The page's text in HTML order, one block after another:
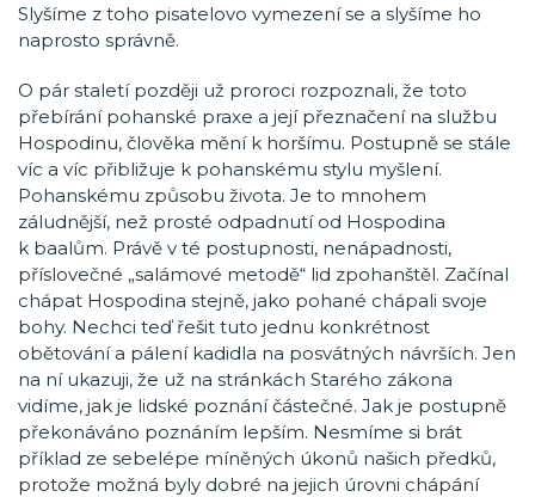
Slyšíme z toho pisatelovo vymezení se a slyšíme ho
naprosto správně.
O pár staletí později už proroci rozpoznali, že toto
přebírání pohanské praxe a její přeznačení na službu
Hospodinu, člověka mění k horšímu. Postupně se stále
víc a víc přibližuje k pohanskému stylu myšlení.
Pohanskému způsobu života. Je to mnohem
záludnější, než prosté odpadnutí od Hospodina
k baalům. Právě v té postupnosti, nenápadnosti,
příslovečné „salámové metodě“ lid zpohanštěl. Začínal
chápat Hospodina stejně, jako pohané chápali svoje
bohy. Nechci teď řešit tuto jednu konkrétnost
obětování a pálení kadidla na posvátných návrších. Jen
na ní ukazuji, že už na stránkách Starého zákona
vidíme, jak je lidské poznání částečné. Jak je postupně
překonáváno poznáním lepším. Nesmíme si brát
příklad ze sebelépe míněných úkonů našich předků,
protože možná byly dobré na jejich úrovni chápání